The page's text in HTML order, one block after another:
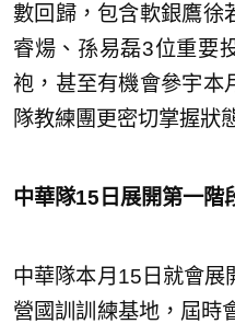
數回歸，包含軟銀鷹徐
睿煬、孫易磊3位重要
袍，甚至有機會參宇本
隊教練團更密切掌握狀
中華隊15日展開第一
中華隊本月15日就會展
營國訓訓練基地，屆時